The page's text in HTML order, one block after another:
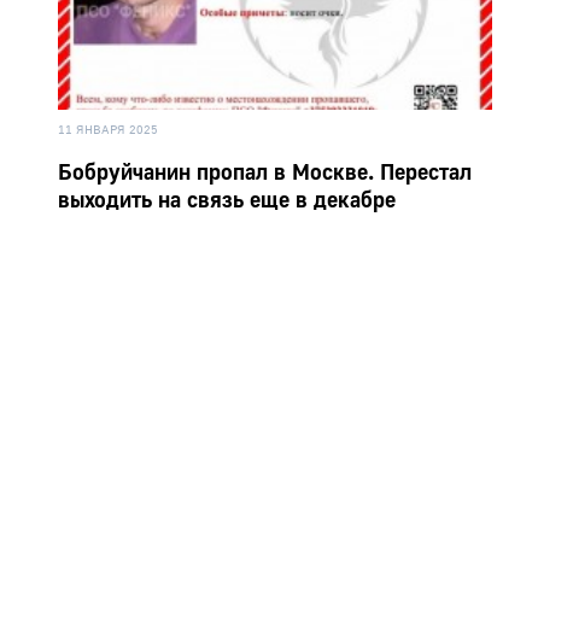
11 ЯНВАРЯ 2025
Бобруйчанин пропал в Москве. Перестал
выходить на связь еще в декабре